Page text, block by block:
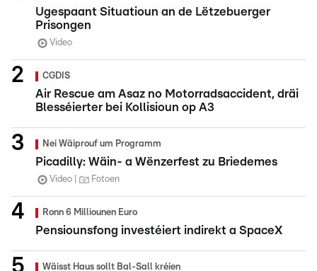
Ugespaant Situatioun an de Lëtzebuerger
Prisongen
Video
CGDIS
Air Rescue am Asaz no Motorradsaccident, dräi
Blesséierter bei Kollisioun op A3
Nei Wäiprouf um Programm
Picadilly: Wäin- a Wënzerfest zu Briedemes
Video Fotoen
Ronn 6 Milliounen Euro
Pensiounsfong investéiert indirekt a SpaceX
Wäisst Haus sollt Bal-Sall kréien